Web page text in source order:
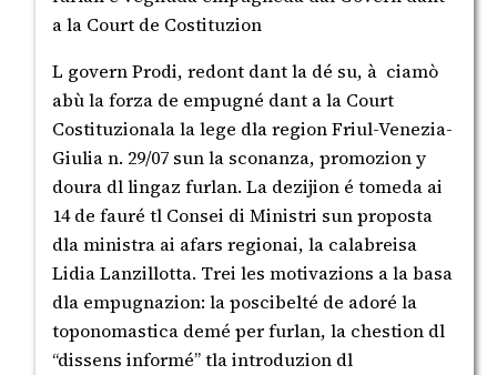
a la Court de Costituzion
L govern Prodi, redont dant la dé su, à ciamò
abù la forza de empugné dant a la Court
Costituzionala la lege dla region Friul-Venezia-
Giulia n. 29/07 sun la sconanza, promozion y
doura dl lingaz furlan. La dezijion é tomeda ai
14 de fauré tl Consei di Ministri sun proposta
dla ministra ai afars regionai, la calabreisa
Lidia Lanzillotta. Trei les motivazions a la basa
dla empugnazion: la poscibelté de adoré la
toponomastica demé per furlan, la chestion dl
“dissens informé” tla introduzion dl